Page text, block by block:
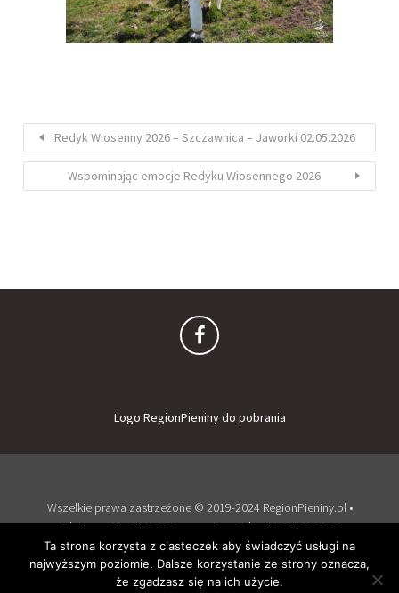
Redyk Wiosenny 2026 – Szczawnica – Jaworki 02.05.2026
Wspominając emocje Redyku Wiosennego 2026
Logo RegionPieniny do pobrania
Wszelkie prawa zastrzeżone © 2019-2024 RegionPieniny.pl •
Zdrojowa 2A, 34-460 Szczawnica • Tel: + 48 664 909 516
Zaloguj
Dodaj obiekt
Wspierany przez WordPress iListablebyPixelGrade.
Ta strona korzysta z ciasteczek aby świadczyć usługi na
najwyższym poziomie. Dalsze korzystanie ze strony oznacza,
że zgadzasz się na ich użycie.